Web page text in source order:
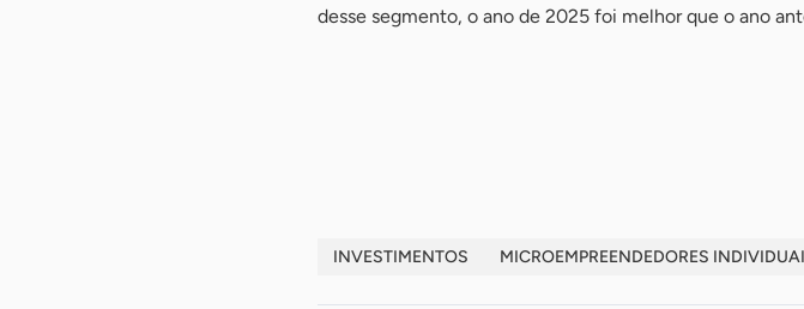
desse segmento, o ano de 2025 foi melhor que o ano
INVESTIMENTOS MICROEMPREENDEDORES